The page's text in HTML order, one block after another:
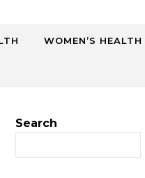
WOMEN’S HEALTH
Search